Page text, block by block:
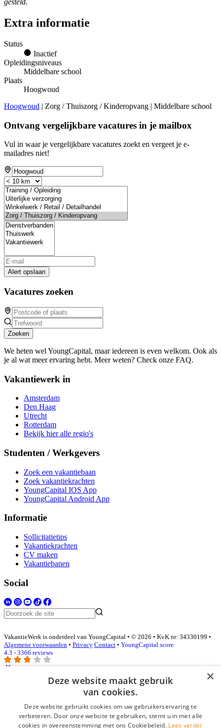
gesteld.
Extra informatie
Status
Inactief
Opleidingsniveaus
Middelbare school
Plaats
Hoogwoud
Hoogwoud | Zorg / Thuiszorg / Kinderopvang | Middelbare school
Ontvang vergelijkbare vacatures in je mailbox
Vul in waar je vergelijkbare vacatures zoekt en vergeet je e-
mailadres niet!
Alert opslaan
Vacatures zoeken
Zoeken
We heten wel YoungCapital, maar iedereen is even welkom. Ook als
je al wat meer ervaring hebt. Meer weten? Check onze FAQ.
Vakantiewerk in
Amsterdam
Den Haag
Utrecht
Rotterdam
Bekijk hier alle regio's
Studenten / Werkgevers
Zoek een vakantiebaan
Zoek vakantiekrachten
YoungCapital IOS App
YoungCapital Android App
Informatie
Sollicitatietips
Vakantiekrachten
CV maken
Vakantiebanen
Social
VakantieWerk is onderdeel van YoungCapital • © 2026 • KvK nr: 34330199 •
Algemene voorwaarden • Privacy Contact • YoungCapital score
4.3 - 3366 reviews
E-mail*
Wachtwoord
×
Deze website maakt gebruik
van cookies.
Deze website gebruikt cookies om uw gebruikerservaring te
verbeteren. Door onze website te gebruiken, stemt u in met alle
cookies in overeenstemming met ons Cookiebeleid. Lees verder